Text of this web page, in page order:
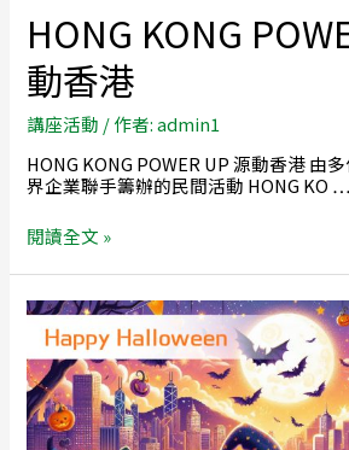
HONG KONG
動香港
講座活動 / 作者:admin1
HONG KONG POWER UP 源動香港 由
界企業聯手籌辦的民間活動 HONG KO …
閱讀全文 »